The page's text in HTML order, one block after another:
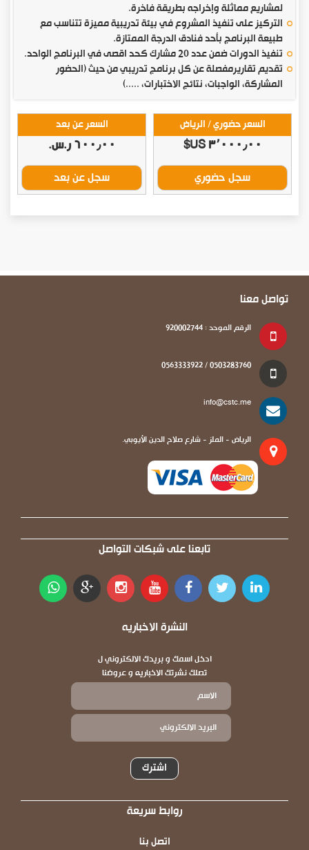
لمشاريع مماثلة وإخراجه بطريقة فاخرة.
التركيز على تنفيذ المشروع في بيئة تدريبية مميزة تتناسب مع
طبيعة البرنامج بأحد فنادق الدرجة الممتازة.
تنفيذ الدورات ضمن عدد 20 مشارك كحد اقصى في البرنامج الواحد.
تقديم تقاريرمفصلة عن كل برنامج تدريبي من حيث (الحضور
المشاركة، الواجبات، نتائج الاختبارات، .....)
السعر حضوري / الرياض
٣٬٠٠٠٫٠٠ US$
سجل حضوري
السعر عن بعد
٦٠٠٫٠٠ ر.س.‏
سجل عن بعد
تواصل معنا
الرقم الموحد : 920002744
0503283760 / 0563333922
info@cstc.me
الرياض - الملز - شارع صلاح الدين الأيوبي.
تابعنا على شبكات التواصل
النشرة الاخباريه
ادخل اسمك و بريدك الالكتروني ل
تصلك نشرتك الاخباريه و عروضنا
اشترك
روابط سريعة
اتصل بنا